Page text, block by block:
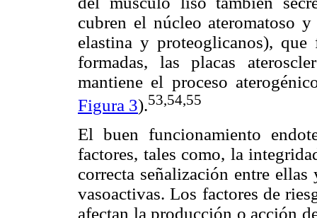
cubren el núcleo ateromatoso
elastina y proteoglicanos),
formadas, las placas
mantiene el proceso
Figura 3).53,54,55
El buen funcionamiento
factores, tales como, la
correcta señalización entre
vasoactivas. Los factores de
afectan la producción o acción